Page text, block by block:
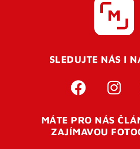
Pro úspěšné dokončení registrace
vaší e-mailovouadresu. Po
otevření tohoto odkazu se váš
přihlásit. Nezapomeňte
SLEDUJTE NÁS I
MÁTE PRO NÁS
ZAJÍMAVOU